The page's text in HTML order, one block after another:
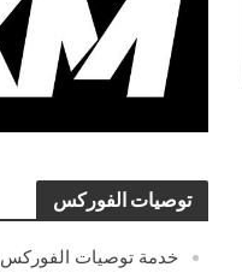
توصيات الفوركس
خدمة توصيات الفوركس